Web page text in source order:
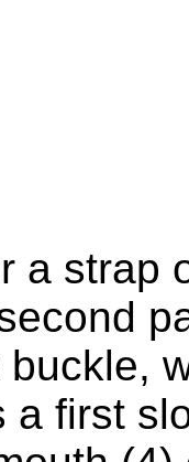
a strap
a first